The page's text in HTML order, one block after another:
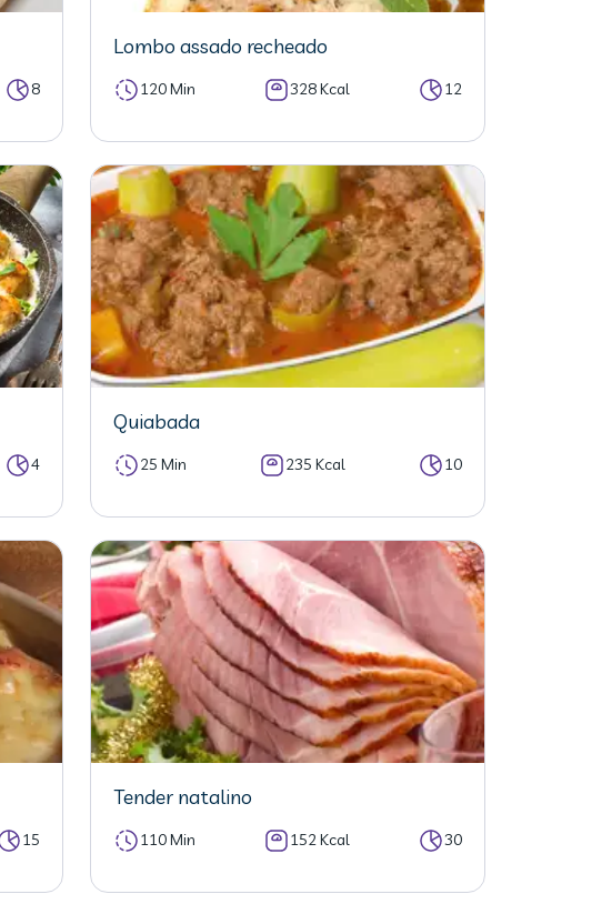
8
Lombo assado recheado
120 Min 328 Kcal 12
4
Quiabada
25 Min 235 Kcal 10
15
Tender natalino
110 Min 152 Kcal 30